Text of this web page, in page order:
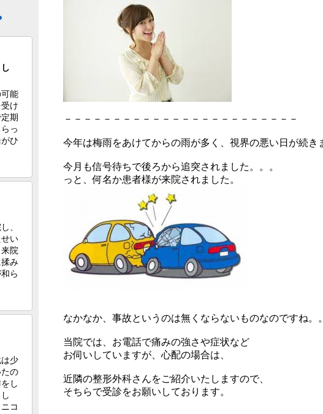
－－－－－－－－－－－－－－－－－－－－－－－－
今年は梅雨をあけてからの雨が多く、視界の悪い日が続き
今月も信号待ちで後ろから追突されました。。。
っと、何名か患者様が来院されました。
なかなか、事故というのは無くならないものなのですね。
当院では、お電話で痛みの強さや症状など
お伺いしていますが、心配の場合は、
近隣の整形外科さんをご紹介いたしますので、
そちらで受診をお願いしております。